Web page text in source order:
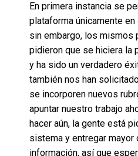
En primera instancia se
plataforma únicamente
sin embargo, los mismos
pidieron que se hiciera la
y ha sido un verdadero
también nos han
se incorporen nuevos
apuntar nuestro trabajo
hacer aún, la gente está
sistema y entregar mayor
información, así que